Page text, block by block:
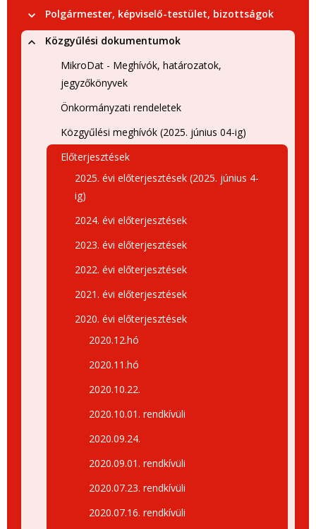
Polgármester, képviselő-testület, bizottságok
Közgyűlési dokumentumok
MikroDat - Meghívók, határozatok,
jegyzőkönyvek
Önkormányzati rendeletek
Közgyűlési meghívók (2025. június 04-ig)
Előterjesztések
2025. évi előterjesztések (2025. június 4-
ig)
2024. évi előterjesztések
2023. évi előterjesztések
2022. évi előterjesztések
2021. évi előterjesztések
2020. évi előterjesztések
2020.12.hó
2020.11.hó
2020.10.22.
2020.10.01. rendkívüli
2020.09.24.
2020.09.01. rendkívüli
2020.07.23. rendkívüli
2020.07.16. rendkívüli